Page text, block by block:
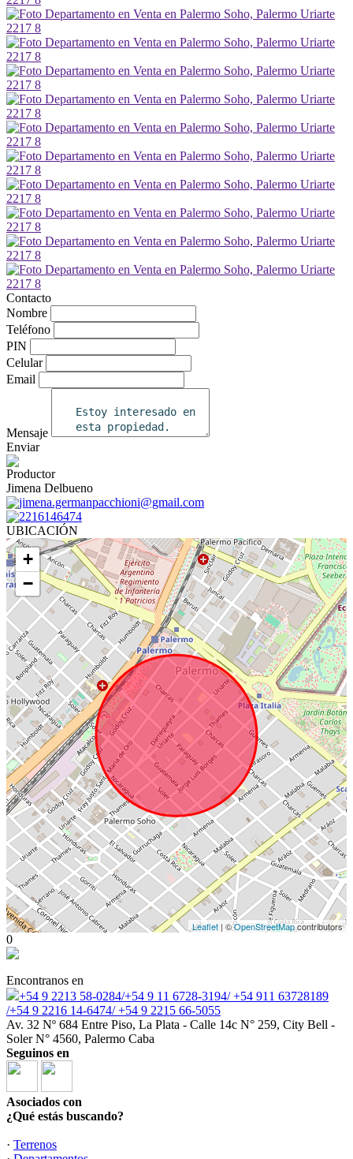
Contacto
Nombre
Teléfono
PIN
Celular
Email
Mensaje
Enviar
Productor
Jimena Delbueno
jimena.germanpacchioni@gmail.com
2216146474
UBICACIÓN
+
−
Leaflet | ©OpenStreetMapcontributors
0
Encontranos en
+54 9 2213 58-0284/+54 9 11 6728-3194/ +54 911 63728189
/+54 9 2216 14-6474/ +54 9 2215 66-5055
Av. 32 Nº 684 Entre Piso, La Plata - Calle 14c N° 259, City Bell -
Soler N° 4560, Palermo Caba
Seguinos en
Asociados con
¿Qué estás buscando?
· Terrenos